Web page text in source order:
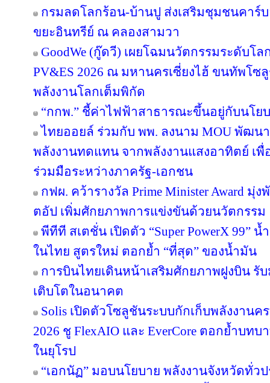
กรมลดโลกร้อน-บ้านปู ส่งเสริมชุมชนคาร์
ขยะอินทรีย์ ณ คลองสามวา
GoodWe (กู๊ดวี) เผยโฉมนวัตกรรมระดับโล
PV&ES 2026 ณ มหานครเซี่ยงไฮ้ ขนทัพโ
พลังงานโลกเต็มพิกัด
“กกพ.” ชี้ค่าไฟฟ้าสาธารณะขึ้นอยู่กับนโย
ไทยออยล์ ร่วมกับ พพ. ลงนาม MOU พัฒนา
พลังงานทดแทน จากพลังงานแสงอาทิตย์ เพื่
ร่วมมือระหว่างภาครัฐ-เอกชน
กฟผ. คว้ารางวัล Prime Minister Award มุ่
ตอัป เพิ่มศักยภาพการแข่งขันด้วยนวัตกรรม
พีทีที สเตชั่น เปิดตัว “Super PowerX 99”
ในไทย สูตรใหม่ ตอกย้ำ “ที่สุด” ของน้ำมัน
การบินไทยเดินหน้าเสริมศักยภาพฝูงบิน รับ
เติบโตในอนาคต
Solis เปิดตัวโซลูชันระบบกักเก็บพลังงานคร
2026 ชู FlexAIO และ EverCore ตอกย้ำบท
ในยุโรป
“เอกนัฏ” มอบนโยบาย พลังงานจังหวัดทั่